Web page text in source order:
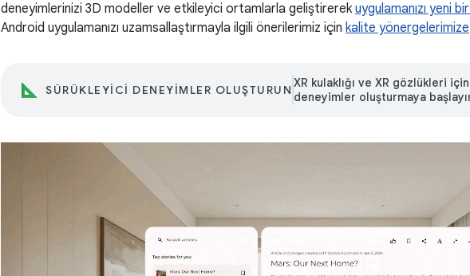
deneyimlerinizi 3D modeller ve etkileyici ortamlarla geliştirerek uygulamanızı yeni
Android uygulamanızı uzamsallaştırmayla ilgili önerilerimiz için kalite yönergelerimize
SÜRÜKLEYICI DENEYIMLER OLUŞTURUN XR kulaklığı ve XR gözlükleri
deneyimler oluşturmaya